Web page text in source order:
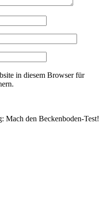
in diesem Browser für
Mach den Beckenboden-Test!